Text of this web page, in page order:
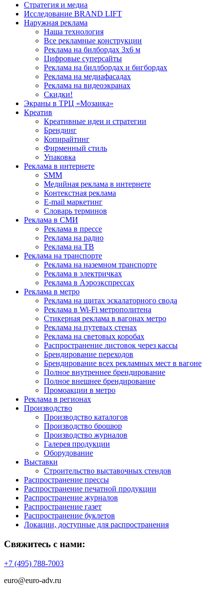
Стратегия и медиа
Исследование BRAND LIFT
Наружная реклама
Наша технология
Все рекламные конструкции
Реклама на билбордах 3х6 м
Цифровые суперсайты
Реклама на биллбордах и бигбордах
Реклама на медиафасадах
Реклама на видеоэкранах
Скидки!
Экраны в ТРЦ «Мозаика»
Креатив
Креативные идеи и стратегии
Брендинг
Копирайтинг
Фирменный стиль
Упаковка
Реклама в интернете
SMM
Медийная реклама в интернете
Контекстная реклама
E-mail маркетинг
Словарь терминов
Реклама в СМИ
Реклама в прессе
Реклама на радио
Реклама на ТВ
Реклама на транспорте
Реклама на наземном транспорте
Реклама в электричках
Реклама в Аэроэкспрессах
Реклама в метро
Реклама на щитах эскалаторного свода
Реклама в Wi-Fi метрополитена
Стикерная реклама в вагонах метро
Реклама на путевых стенах
Реклама на световых коробах
Распространение листовок через кассы
Брендирование переходов
Брендирование всех рекламных мест в вагоне
Полное внутреннее брендирование
Полное внешнее брендирование
Промоакции в метро
Реклама в регионах
Производство
Производство каталогов
Производство брошюр
Производство журналов
Галерея продукции
Оборудование
Выставки
Строительство выставочных стендов
Распространение прессы
Распространение печатной продукции
Распространение журналов
Распространение газет
Распространение буклетов
Локации, доступные для распространения
Свяжитесь с нами:
+7 (495) 788-7003
euro@euro-adv.ru